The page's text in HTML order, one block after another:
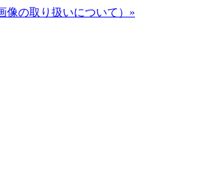
像の取り扱いについて）»